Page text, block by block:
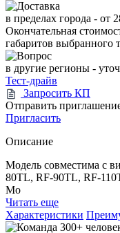
в пределах города - от
Окончательная
габаритов выбранного
в другие регионы -
Тест-драйв
Запросить КП
Отправить
Пригласить
Описание
Модель совместима с
80TL, RF-90TL, RF-
Мо
Читать еще
Характеристики